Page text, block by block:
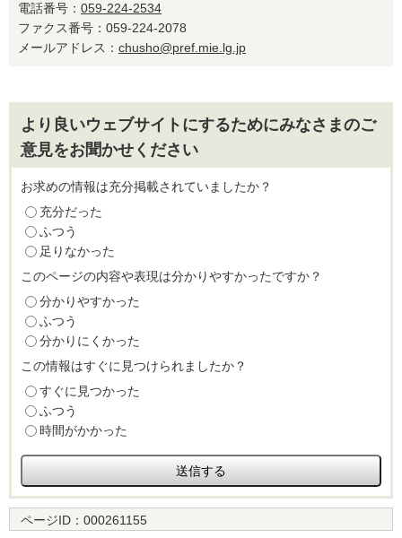
電話番号： 059-224-2534
ファクス番号：059-224-2078
メールアドレス： chusho@pref.mie.lg.jp
より良いウェブサイトにするためにみなさまのご
意見をお聞かせください
お求めの情報は充分掲載されていましたか？
充分だった
ふつう
足りなかった
このページの内容や表現は分かりやすかったですか？
分かりやすかった
ふつう
分かりにくかった
この情報はすぐに見つけられましたか？
すぐに見つかった
ふつう
時間がかかった
ページID： 000261155